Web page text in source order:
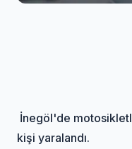
İnegöl'de
kişi yaralandı.